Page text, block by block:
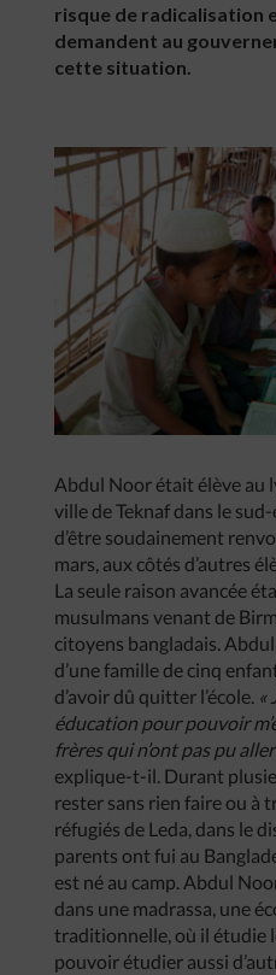
risque de radicalisation
demandent au
cette situation.
Abdul Noor était élève au
ville de Teknaf dans le
d’être soudainement
mars, aux côtés d’autres
La seule raison avancée
musulmans venant de
citoyens bangladais.
d’une famille de cinq
d’avoir dû quitter l’école. «
éducation pour pouvoir
frères qui n’ont pas pu
explique-t-il. Durant
rester sans rien faire ou à
réfugiés de Leda, dans le
parents ont fui au
est né au camp. Abdul
dans une madrassa, une
traditionnelle, où il étudie
pouvoir étudier aussi